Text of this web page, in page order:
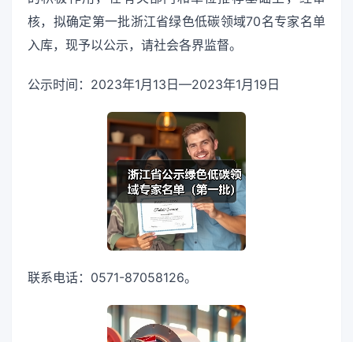
核，拟确定第一批浙江省绿色低碳领域70名专家名单
入库，现予以公示，请社会各界监督。
公示时间：2023年1月13日—2023年1月19日
联系电话：0571-87058126。